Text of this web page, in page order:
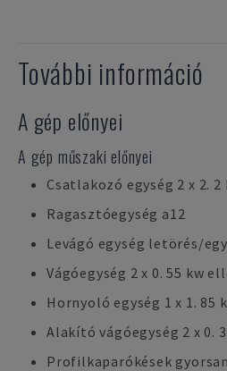
További információ
A gép előnyei
A gép műszaki előnyei
Csatlakozó egység 2 x 2. 2
Ragasztóegység a12
Levágó egység letörés/
Vágóegység 2 x 0. 55 kw
Hornyoló egység 1 x 1.
Alakító vágóegység 2 x 0.
Profilkaparókések